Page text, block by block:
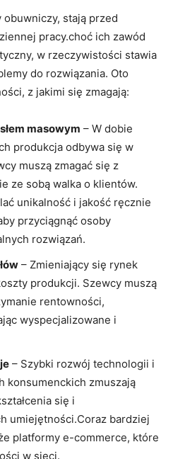
stają przed
pracy.choć ich zawód
w rzeczywistości stawia
do rozwiązania. Oto
z jakimi się zmagają:
masowym – W dobie
produkcja odbywa się w
muszą zmagać się z
ze sobą walka o klientów.
unikalność i jakość ręcznie
przyciągnąć osoby
rozwiązań.
– Zmieniający się rynek
produkcji. Szewcy muszą
rentowności,
wyspecjalizowane i
– Szybki rozwój technologii i
konsumenckich zmuszają
się i
umiejętności.Coraz bardziej
platformy e-commerce, które
w sieci.